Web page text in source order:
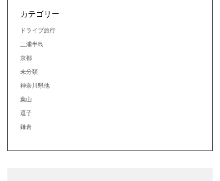
カテゴリー
ドライブ旅行
三浦半島
京都
未分類
神奈川県他
葉山
逗子
鎌倉